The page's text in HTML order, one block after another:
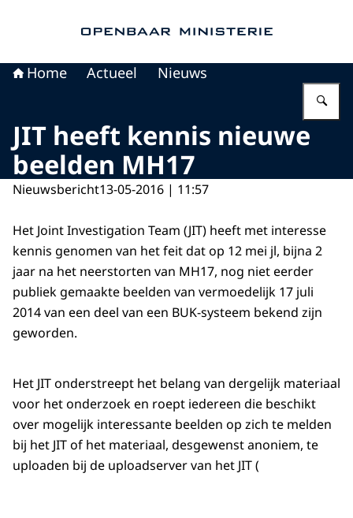
Home Actueel Nieuws
JIT heeft kennis nieuwe
beelden MH17
Nieuwsbericht13-05-2016 | 11:57
Het Joint Investigation Team (JIT) heeft met interesse
kennis genomen van het feit dat op 12 mei jl, bijna 2
jaar na het neerstorten van MH17, nog niet eerder
publiek gemaakte beelden van vermoedelijk 17 juli
2014 van een deel van een BUK-systeem bekend zijn
geworden.
Het JIT onderstreept het belang van dergelijk materiaal
voor het onderzoek en roept iedereen die beschikt
over mogelijk interessante beelden op zich te melden
bij het JIT of het materiaal, desgewenst anoniem, te
uploaden bij de uploadserver van het JIT (